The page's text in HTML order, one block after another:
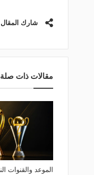
شارك المقال
مقالات ذات صلة
الموعد والقنوات